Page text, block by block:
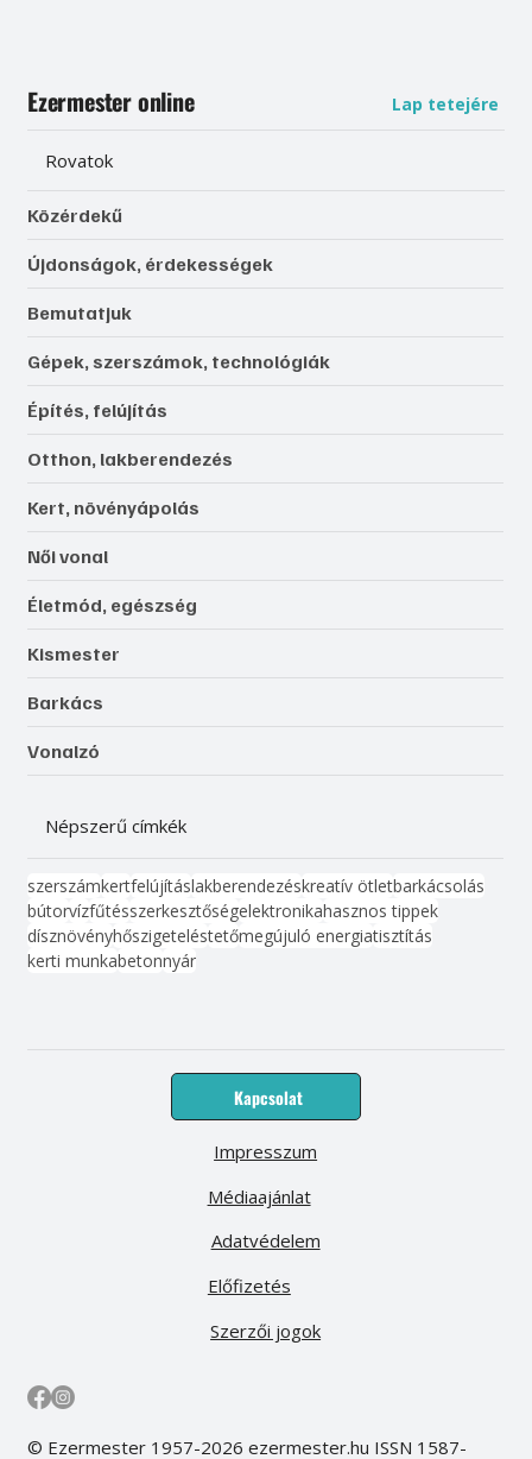
Ezermester online Lap tetejére
Rovatok
Közérdekű
Újdonságok, érdekességek
Bemutatjuk
Gépek, szerszámok, technológiák
Építés, felújítás
Otthon, lakberendezés
Kert, növényápolás
Női vonal
Életmód, egészség
Kismester
Barkács
Vonalzó
Népszerű címkék
szerszámkertfelújításlakberendezéskreatív ötletbarkácsolás
bútorvízfűtésszerkesztőségelektronikahasznos tippek
dísznövényhőszigeteléstetőmegújuló energiatisztítás
kerti munkabetonnyár
Kapcsolat
Médiaajánlat
Előfizetés
Impresszum
Adatvédelem
Szerzői jogok
© Ezermester 1957-2026 ezermester.hu ISSN 1587-